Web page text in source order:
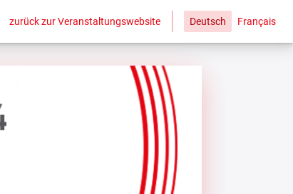
zurück zur Veranstaltungswebsite Deutsch Français